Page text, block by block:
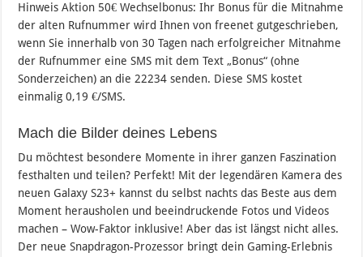
Hinweis Aktion 50€ Wechselbonus: Ihr Bonus für die Mitnahme
der alten Rufnummer wird Ihnen von freenet gutgeschrieben,
wenn Sie innerhalb von 30 Tagen nach erfolgreicher Mitnahme
der Rufnummer eine SMS mit dem Text „Bonus“ (ohne
Sonderzeichen) an die 22234 senden. Diese SMS kostet
einmalig 0,19 €/SMS.
Mach die Bilder deines Lebens
Du möchtest besondere Momente in ihrer ganzen Faszination
festhalten und teilen? Perfekt! Mit der legendären Kamera des
neuen Galaxy S23+ kannst du selbst nachts das Beste aus dem
Moment herausholen und beeindruckende Fotos und Videos
machen – Wow-Faktor inklusive! Aber das ist längst nicht alles.
Der neue Snapdragon-Prozessor bringt dein Gaming-Erlebnis